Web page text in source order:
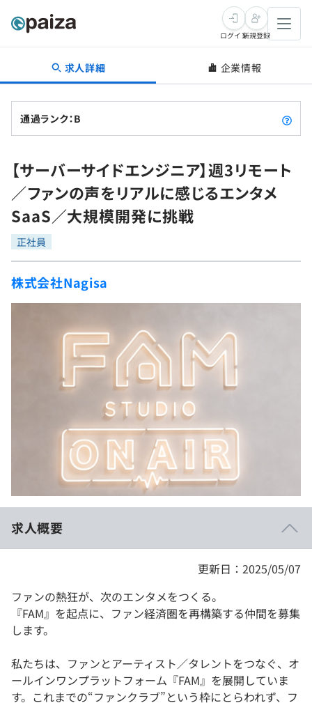
転職・キャリア
転職成功ガイド
転職エージェント
インタビュー
転職成功ガイド
新卒就活
求人検索
本選考
インターン
新卒エージェント
就活成功ガイド
学習
問題集
4択課題
法人向けプラン
学校向けプラン
契約内容・クーポン
プログラミング言語
再チャレンジ結果一覧
ゲーム・マンガ
Tech Team Journal
paiza times
paizaとは？
ログイン新規登録
求人詳細 企業情報
通過ランク：B
【サーバーサイドエンジニア】週3リモート
／ファンの声をリアルに感じるエンタメ
SaaS／大規模開発に挑戦
正社員
株式会社Nagisa
求人概要
更新日：2025/05/07
ファンの熱狂が、次のエンタメをつくる。
『FAM』を起点に、ファン経済圏を再構築する仲間を募集
します。
私たちは、ファンとアーティスト／タレントをつなぐ、オ
ールインワンプラットフォーム『FAM』を展開していま
す。これまでの“ファンクラブ”という枠にとらわれず、フ